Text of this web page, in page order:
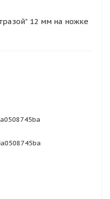
12 мм на ножке